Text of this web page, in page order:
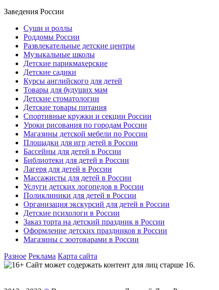
Заведения России
Суши и роллы
Роддомы России
Развлекательные детские центры
Музыкальные школы
Детские парикмахерские
Детские садики
Курсы английского для детей
Товары для будущих мам
Детские стоматологии
Детские товары питания
Спортивные кружки и секции России
Уроки рисования по городам России
Магазины детской мебели по России
Площадки для игр детей в России
Бассейны для детей в России
Библиотеки для детей в России
Лагеря для детей в России
Массажисты для детей в России
Услуги детских логопедов в России
Поликлиники для детей в России
Организация экскурсий для детей в России
Детские психологи в России
Заказ торта на детский праздник в России
Оформление детских праздников в России
Магазины с зоотоварами в России
Разное Реклама Карта сайта
Сайт может содержать контент для лиц старше 16.